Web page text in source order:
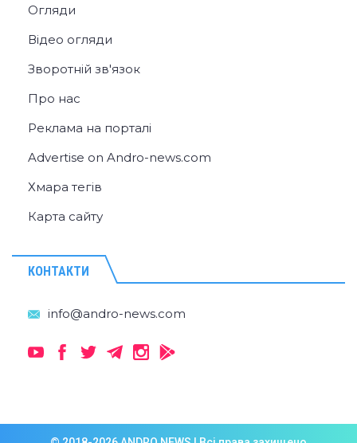
Огляди
Відео огляди
Зворотній зв'язок
Про нас
Реклама на порталі
Advertise on Andro-news.com
Хмара тегів
Карта сайту
КОНТАКТИ